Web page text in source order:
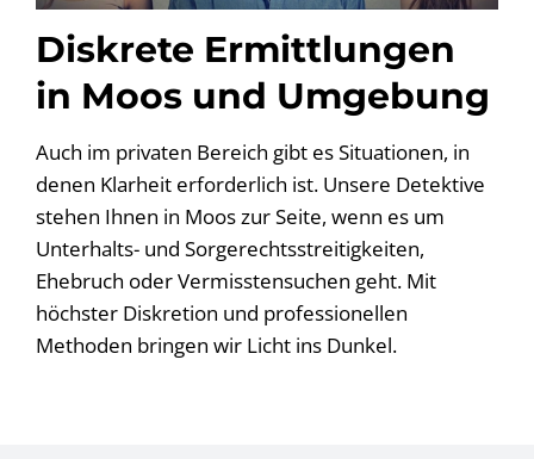
Diskrete Ermittlungen
in Moos und Umgebung
Auch im privaten Bereich gibt es Situationen, in
denen Klarheit erforderlich ist. Unsere Detektive
stehen Ihnen in Moos zur Seite, wenn es um
Unterhalts- und Sorgerechtsstreitigkeiten,
Ehebruch oder Vermisstensuchen geht. Mit
höchster Diskretion und professionellen
Methoden bringen wir Licht ins Dunkel.